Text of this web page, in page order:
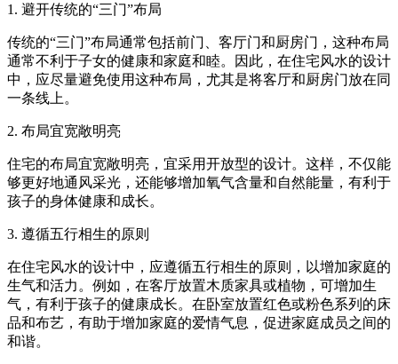
1. 避开传统的“三门”布局
传统的“三门”布局通常包括前门、客厅门和厨房门，这种布局
通常不利于子女的健康和家庭和睦。因此，在住宅风水的设计
中，应尽量避免使用这种布局，尤其是将客厅和厨房门放在同
一条线上。
2. 布局宜宽敞明亮
住宅的布局宜宽敞明亮，宜采用开放型的设计。这样，不仅能
够更好地通风采光，还能够增加氧气含量和自然能量，有利于
孩子的身体健康和成长。
3. 遵循五行相生的原则
在住宅风水的设计中，应遵循五行相生的原则，以增加家庭的
生气和活力。例如，在客厅放置木质家具或植物，可增加生
气，有利于孩子的健康成长。在卧室放置红色或粉色系列的床
品和布艺，有助于增加家庭的爱情气息，促进家庭成员之间的
和谐。